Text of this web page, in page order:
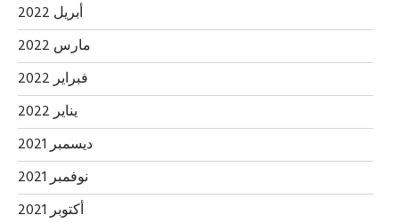
أبريل 2022
مارس 2022
فبراير 2022
يناير 2022
ديسمبر 2021
نوفمبر 2021
أكتوبر 2021